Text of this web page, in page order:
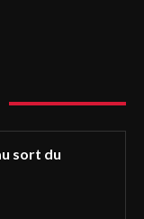
sort du